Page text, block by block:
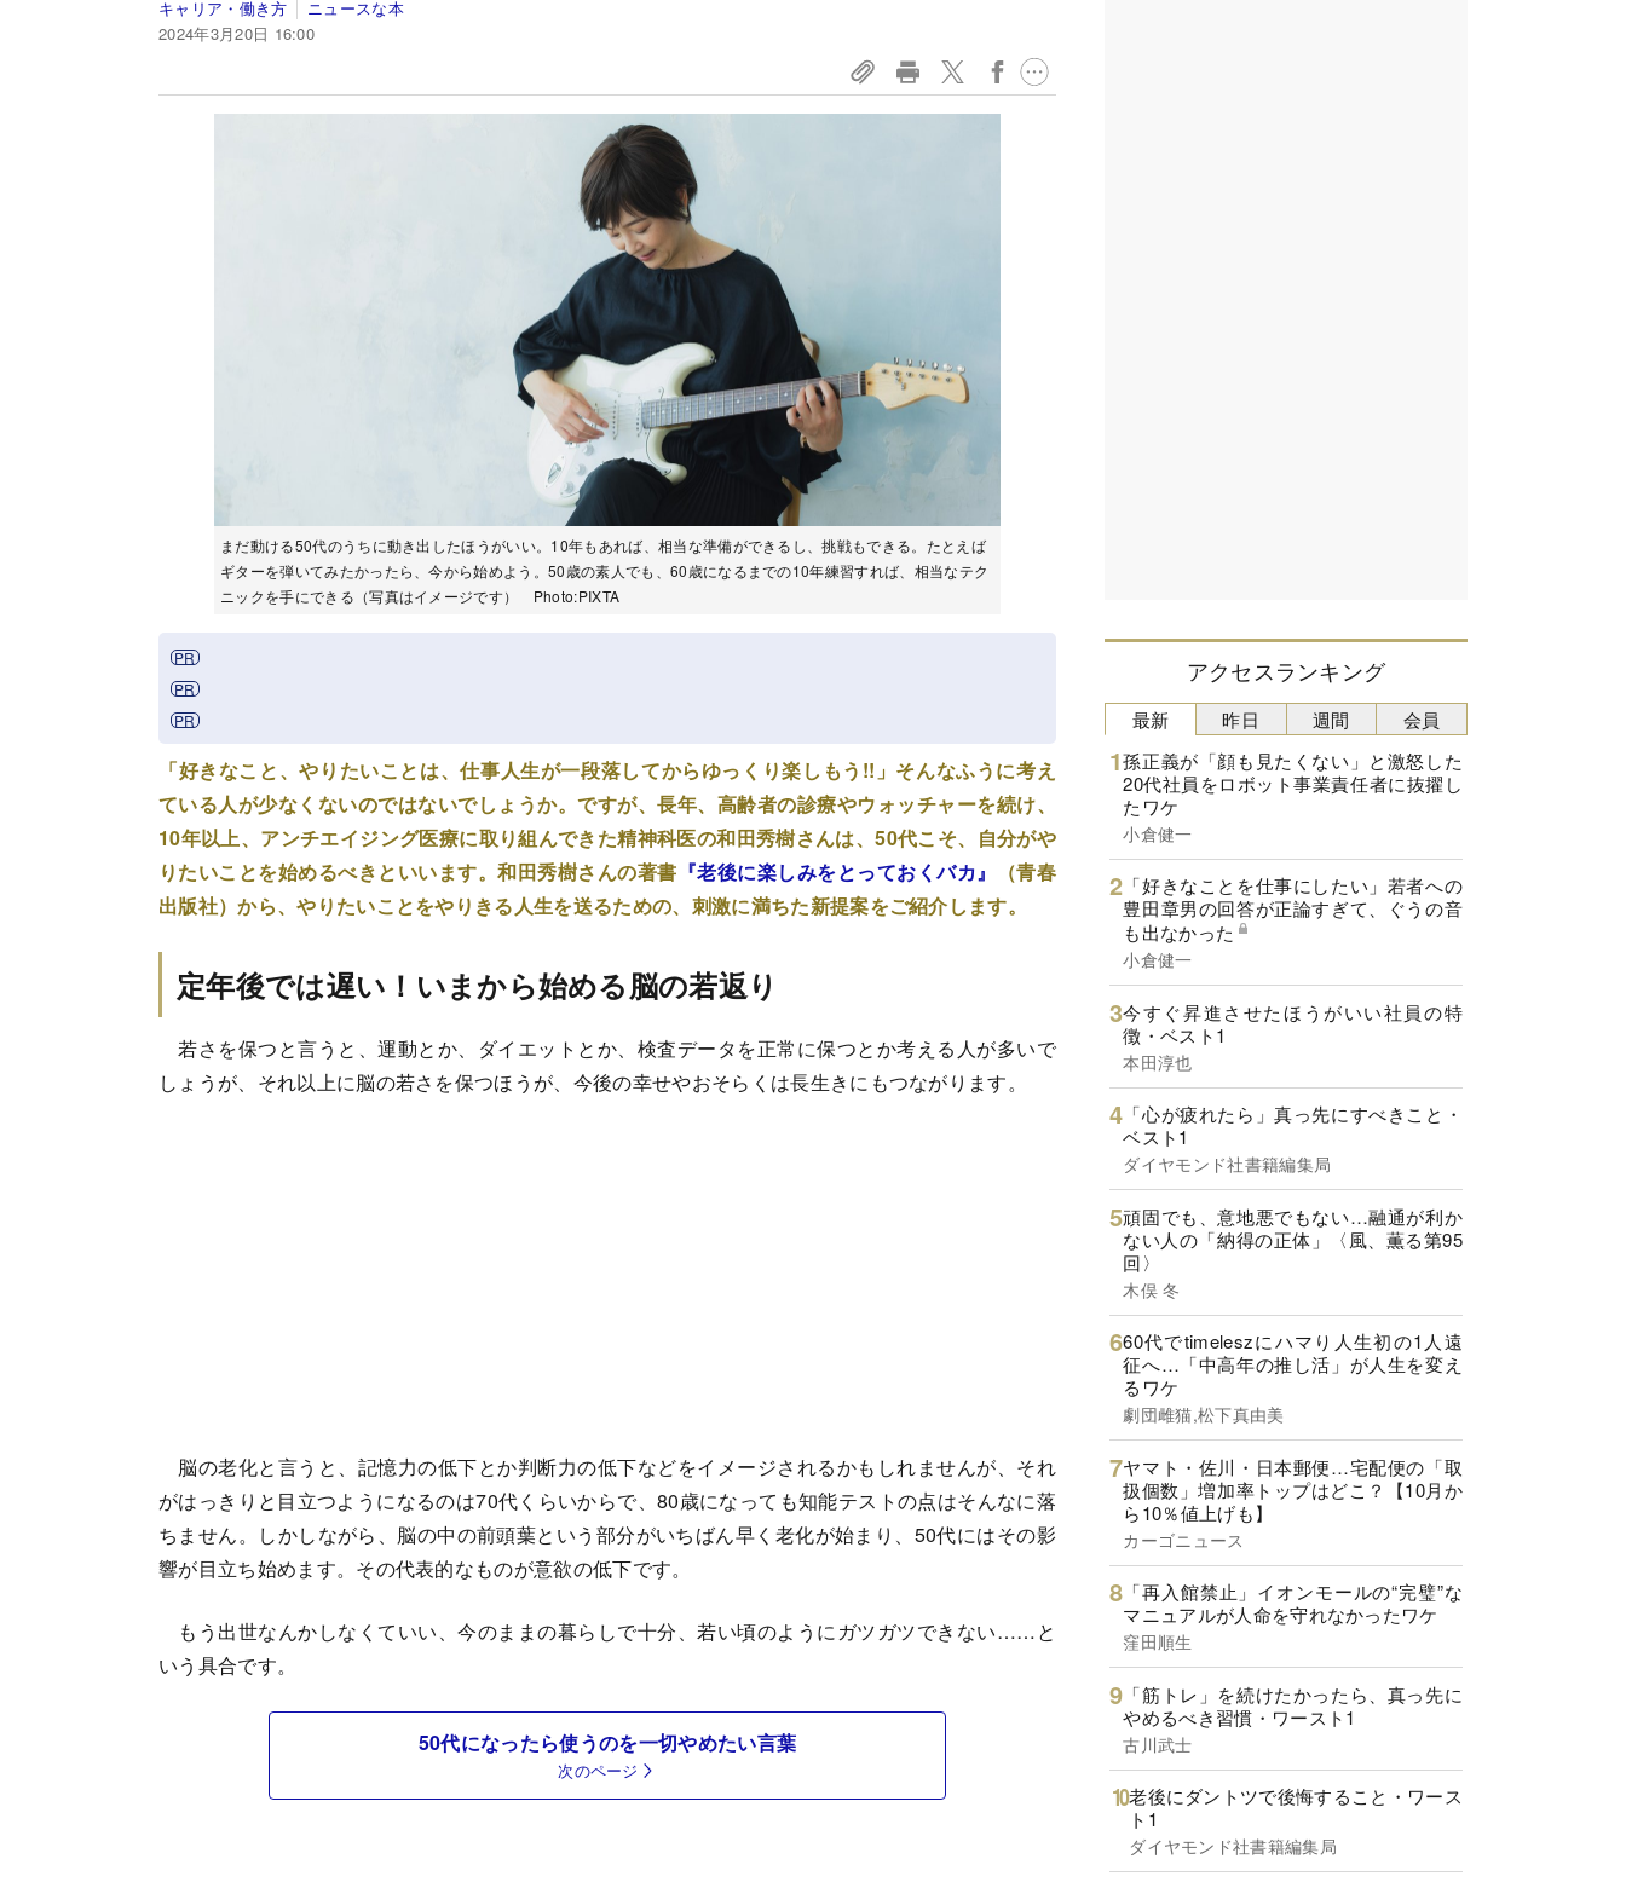
キャリア・働き方
ニュースな本
2024年3月20日 16:00
まだ動ける50代のうちに動き出したほうがいい。10年もあれば、相当な準備ができるし、挑戦もできる。たとえば
ギターを弾いてみたかったら、今から始めよう。50歳の素人でも、60歳になるまでの10年練習すれば、相当なテク
ニックを手にできる（写真はイメージです） Photo:PIXTA
「好きなこと、やりたいことは、仕事人生が一段落してからゆっくり楽しもう!!」そんなふうに考え
ている人が少なくないのではないでしょうか。ですが、長年、高齢者の診療やウォッチャーを続け、
10年以上、アンチエイジング医療に取り組んできた精神科医の和田秀樹さんは、50代こそ、自分がや
りたいことを始めるべきといいます。和田秀樹さんの著書 『老後に楽しみをとっておくバカ』
（青春
出版社）から、やりたいことをやりきる人生を送るための、刺激に満ちた新提案をご紹介します。
定年後では遅い！いまから始める脳の若返り
若さを保つと言うと、運動とか、ダイエットとか、検査データを正常に保つとか考える人が多いで
しょうが、それ以上に脳の若さを保つほうが、今後の幸せやおそらくは長生きにもつながります。
脳の老化と言うと、記憶力の低下とか判断力の低下などをイメージされるかもしれませんが、それ
がはっきりと目立つようになるのは70代くらいからで、80歳になっても知能テストの点はそんなに落
ちません。しかしながら、脳の中の前頭葉という部分がいちばん早く老化が始まり、50代にはその影
響が目立ち始めます。その代表的なものが意欲の低下です。
もう出世なんかしなくていい、今のままの暮らしで十分、若い頃のようにガツガツできない……と
いう具合です。
50代になったら使うのを一切やめたい言葉
次のページ
アクセスランキング
最新
孫正義が「顔も見たくない」と激怒した
20代社員をロボット事業責任者に抜擢し
たワケ
小倉健一
「好きなことを仕事にしたい」若者への
豊田章男の回答が正論すぎて、ぐうの音
も出なかった
小倉健一
今すぐ昇進させたほうがいい社員の特
徴・ベスト1
本田淳也
「心が疲れたら」真っ先にすべきこと・
ベスト1
ダイヤモンド社書籍編集局
頑固でも、意地悪でもない…融通が利か
ない人の「納得の正体」〈風、薫る第95
回〉
木俣 冬
60代でtimeleszにハマり人生初の1人遠
征へ…「中高年の推し活」が人生を変え
るワケ
劇団雌猫,松下真由美
ヤマト・佐川・日本郵便…宅配便の「取
扱個数」増加率トップはどこ？【10月か
ら10％値上げも】
カーゴニュース
「再入館禁止」イオンモールの“完璧”な
マニュアルが人命を守れなかったワケ
窪田順生
「筋トレ」を続けたかったら、真っ先に
やめるべき習慣・ワースト1
古川武士
老後にダントツで後悔すること・ワース
ト1
ダイヤモンド社書籍編集局
昨日 週間 会員